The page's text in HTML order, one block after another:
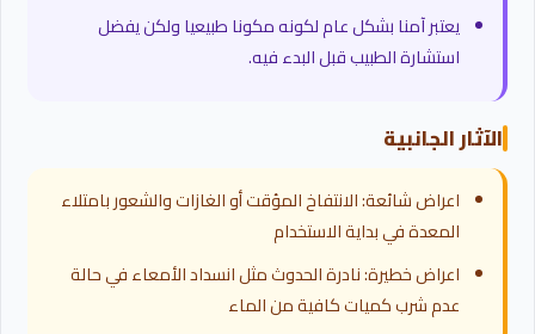
يعتبر آمنا بشكل عام لكونه مكونا طبيعيا ولكن يفضل
استشارة الطبيب قبل البدء فيه.
الآثار الجانبية
اعراض شائعة: الانتفاخ المؤقت أو الغازات والشعور بامتلاء
المعدة في بداية الاستخدام
اعراض خطيرة: نادرة الحدوث مثل انسداد الأمعاء في حالة
عدم شرب كميات كافية من الماء